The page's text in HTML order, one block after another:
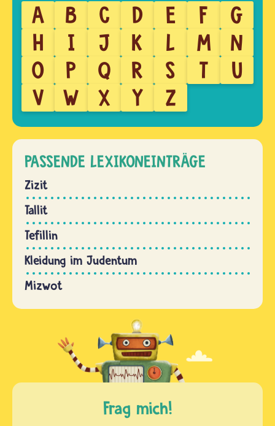
A B C D E F
G
H
I J K L M
N
O
P Q R S T
U
V
W X Y Z
PASSENDE LEXIKONEINTRÄGE
Zizit
Tallit
Tefillin
Kleidung im Judentum
Mizwot
Frag mich!